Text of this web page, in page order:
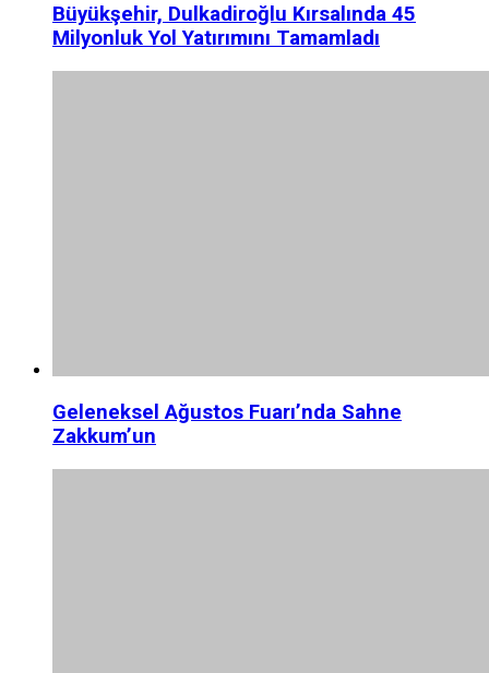
Büyükşehir, Dulkadiroğlu Kırsalında 45
Milyonluk Yol Yatırımını Tamamladı
Geleneksel Ağustos Fuarı’nda Sahne
Zakkum’un